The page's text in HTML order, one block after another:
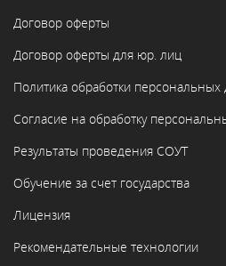
Договор оферты
Договор оферты для юр. лиц
Политика обработки
Согласие на обработку
Результаты проведения СОУТ
Обучение за счет государства
Лицензия
Рекомендательные технологии